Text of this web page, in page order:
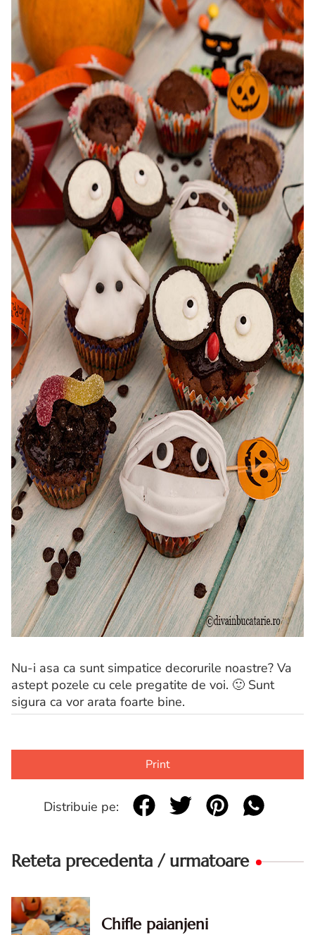
Nu-i asa ca sunt simpatice decorurile noastre? Va
astept pozele cu cele pregatite de voi. 🙂 Sunt
sigura ca vor arata foarte bine.
Print
Distribuie pe:
Reteta precedenta / urmatoare
Chifle paianjeni